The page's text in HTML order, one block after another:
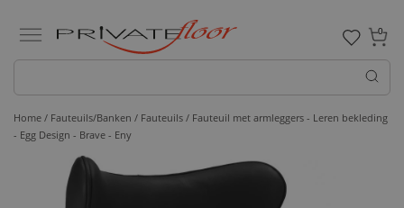
0
Home / Fauteuils/Banken / Fauteuils / Fauteuil met armleggers - Leren bekleding
- Egg Design - Brave - Eny